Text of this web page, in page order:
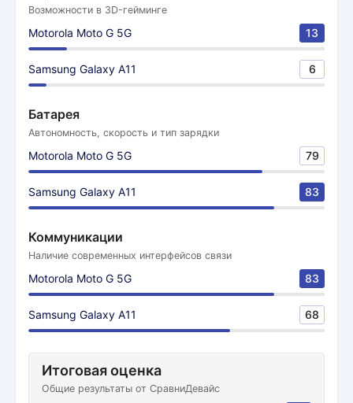
Возможности в 3D-гейминге
Motorola Moto G 5G 13
Samsung Galaxy A11 6
Батарея
Автономность, скорость и тип зарядки
Motorola Moto G 5G 79
Samsung Galaxy A11 83
Коммуникации
Наличие современных интерфейсов связи
Motorola Moto G 5G 83
Samsung Galaxy A11 68
Итоговая оценка
Общие результаты от СравниДевайс